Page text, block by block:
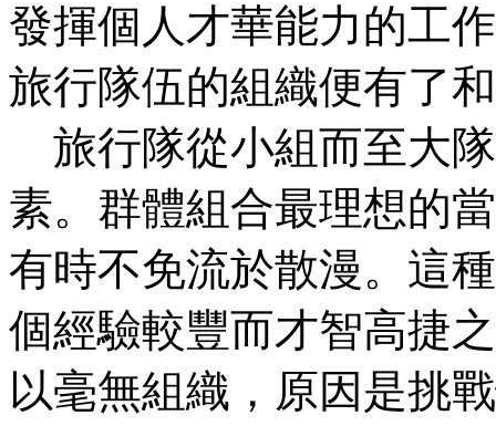
發揮個人才華能力的工
旅行隊伍的組織便有了
旅行隊從小組而至大
素。群體組合最理想的
有時不免流於散漫。這
個經驗較豐而才智高捷
以毫無組織，原因是挑